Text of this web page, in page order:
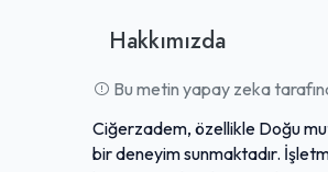
Hakkımızda
Bu metin yapay zeka
Ciğerzadem, özellikle Doğu
bir deneyim sunmaktadır.